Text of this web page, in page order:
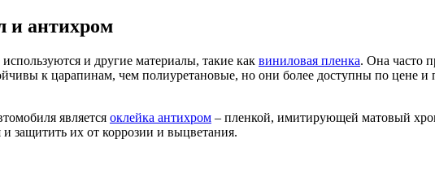
и антихром
и другие материалы, такие как виниловая пленка. Она часто
к царапинам, чем полиуретановые, но они более доступны по цене и
является оклейка антихром – пленкой, имитирующей матовый
защитить их от коррозии и выцветания.